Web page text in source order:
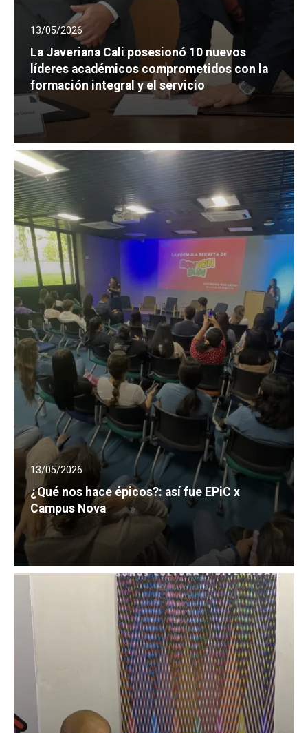
13/05/2026
La Javeriana Cali posesionó 10 nuevos
líderes académicos comprometidos con la
formación integral y el servicio
13/05/2026
¿Qué nos hace épicos?: así fue EPiC x
Campus Nova